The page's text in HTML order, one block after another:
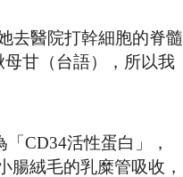
去醫院打幹細胞的脊髓
甘（台語），所以我
CD34活性蛋白」，
絨毛的乳糜管吸收，